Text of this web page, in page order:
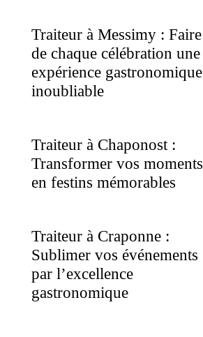
Traiteur à Messimy : Faire
de chaque célébration une
expérience gastronomique
inoubliable
Traiteur à Chaponost :
Transformer vos moments
en festins mémorables
Traiteur à Craponne :
Sublimer vos événements
par l’excellence
gastronomique